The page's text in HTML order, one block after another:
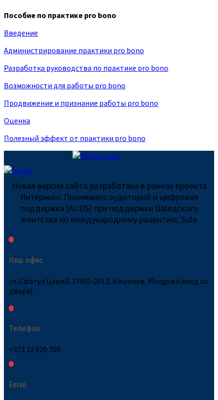
Пособие по практике pro bono
Введение
Администрирование практики pro bono
Разработка руководства по практике pro bono
Возможности для работы pro bono
Продвижение и признание работы pro bono
Оценка
Полезный эффект от практики pro bono
Новая версия сайта разработана в рамках проекта
Интерньюс Понимание аудиторий и цифровая
поддержка (AUDS) при поддержке Шведского
агентства по международному развитию, Sida
Наш офис
ул. Сфатул Цэрий, 17MD-2012, Кишинев, Молдова(вход со
двора)
Телефон
+373 22 920 700
Email